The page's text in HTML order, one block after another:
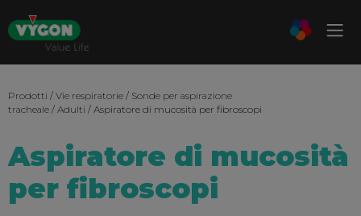
Prodotti / Vie respiratorie / Sonde per aspirazione
tracheale / Adulti / Aspiratore di mucosità per fibroscopi
Aspiratore di mucosità
per fibroscopi